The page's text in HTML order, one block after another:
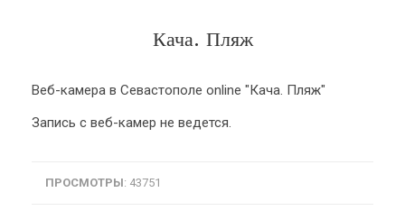
Кача. Пляж
Веб-камера в Севастополе online "Кача. Пляж"
Запись с веб-камер не ведется.
ПРОСМОТРЫ: 43751